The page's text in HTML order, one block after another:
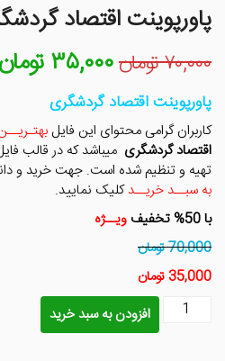
پاورپوینت اقتصاد
۷۰,۰۰۰تومانقیمت
اصلی
۷۰,۰۰۰ تومان
بود.
۳۵,۰۰۰تومان
پاورپوینت اقتصاد گردشگری
کاربران گرامی محتوای این فایل
اقتصاد گردشگری میباشد که در قالب
تهیه و تنظیم شده است. جهت خرید و
به سبــد خریــدکلیک نمایید.
با 50% تخفیف
ویــژه
70,000 تومان
35,000 تومان
پاورپوینت
افزودن به سبد خرید